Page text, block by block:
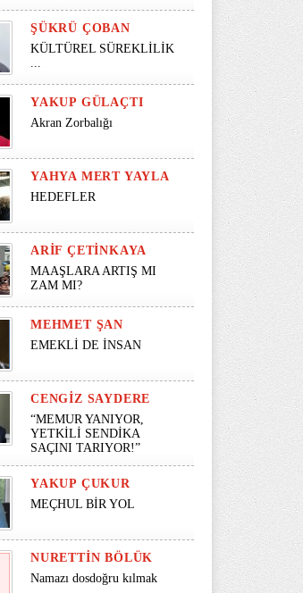
ŞÜKRÜ ÇOBAN
KÜLTÜREL SÜREKLİLİK
...
YAKUP GÜLAÇTI
Akran Zorbalığı
YAHYA MERT YAYLA
HEDEFLER
ARIF ÇETINKAYA
MAAŞLARA ARTIŞ MI
ZAM MI?
MEHMET ŞAN
EMEKLİ DE İNSAN
CENGIZ SAYDERE
“MEMUR YANIYOR,
YETKİLİ SENDİKA
SAÇINI TARIYOR!”
YAKUP ÇUKUR
MEÇHUL BİR YOL
NURETTIN BÖLÜK
Namazı dosdoğru kılmak